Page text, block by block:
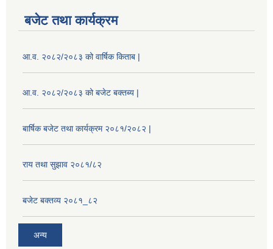
बजेट तथा कार्यक्रम
आ.व. २०८२/२०८३ को वार्षिक किताब |
आ.व. २०८२/२०८३ को बजेट बक्तब्य |
बार्षिक बजेट तथा कार्यक्रम २०८१/२०८२ |
राय तथा सुझाव २०८१/८२
बजेट बक्तव्य २०८१_८२
अन्य